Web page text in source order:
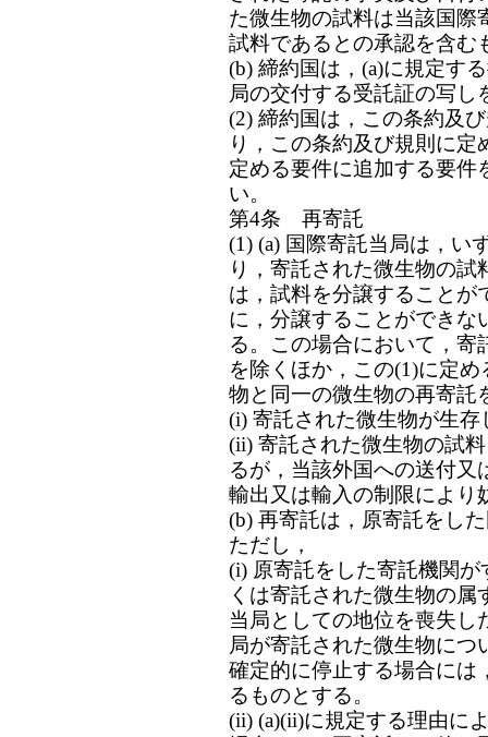
た微生物の試料は当該国際
試料であるとの承認を含む
(b) 締約国は，(a)に規定す
局の交付する受託証の写し
(2) 締約国は，この条約及
り，この条約及び規則に
定める要件に追加する要件
い。
第4条 再寄託
(1) (a) 国際寄託当局は，い
り，寄託された微生物の
は，試料を分譲することが
に，分譲することができな
る。この場合において，寄
を除くほか，この(1)に定
物と同一の微生物の再寄託
(i) 寄託された微生物が生存
(ii) 寄託された微生物の試
るが，当該外国への送付
輸出又は輸入の制限により
(b) 再寄託は，原寄託をし
ただし，
(i) 原寄託をした寄託機関
くは寄託された微生物の
当局としての地位を喪失し
局が寄託された微生物に
確定的に停止する場合には
るものとする。
(ii) (a)(ii)に規定する理由に